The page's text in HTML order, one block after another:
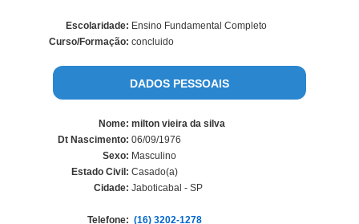
Escolaridade: Ensino Fundamental Completo
Curso/Formação: concluido
DADOS PESSOAIS
Nome: milton vieira da silva
Dt Nascimento: 06/09/1976
Sexo: Masculino
Estado Civil: Casado(a)
Cidade: Jaboticabal - SP
Telefone: (16) 3202-1278